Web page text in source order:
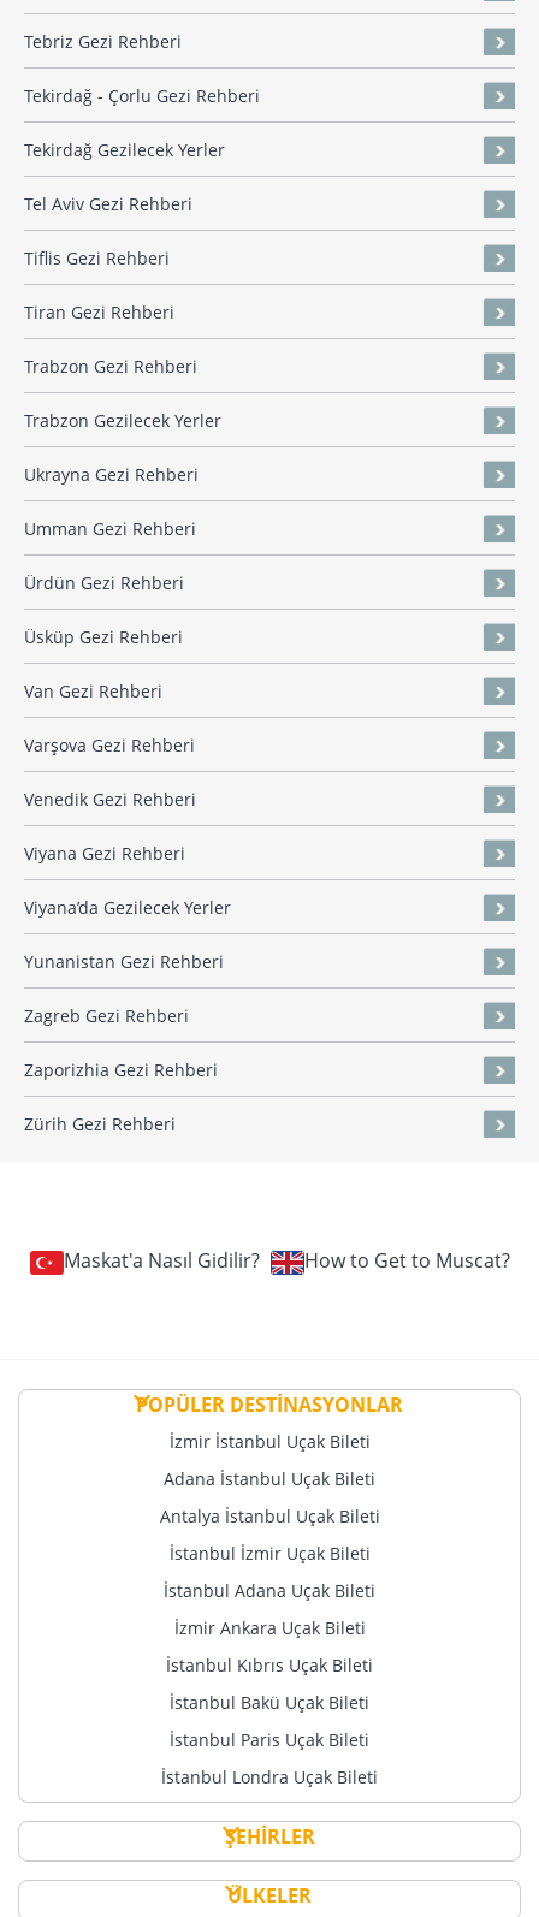
Tebriz Gezi Rehberi
Tekirdağ - Çorlu Gezi Rehberi
Tekirdağ Gezilecek Yerler
Tel Aviv Gezi Rehberi
Tiflis Gezi Rehberi
Tiran Gezi Rehberi
Trabzon Gezi Rehberi
Trabzon Gezilecek Yerler
Ukrayna Gezi Rehberi
Umman Gezi Rehberi
Ürdün Gezi Rehberi
Üsküp Gezi Rehberi
Van Gezi Rehberi
Varşova Gezi Rehberi
Venedik Gezi Rehberi
Viyana Gezi Rehberi
Viyana’da Gezilecek Yerler
Yunanistan Gezi Rehberi
Zagreb Gezi Rehberi
Zaporizhia Gezi Rehberi
Zürih Gezi Rehberi
Maskat'a Nasıl Gidilir? How to Get to Muscat?
POPÜLER DESTİNASYONLAR
İzmir İstanbul Uçak Bileti
Adana İstanbul Uçak Bileti
Antalya İstanbul Uçak Bileti
İstanbul İzmir Uçak Bileti
İstanbul Adana Uçak Bileti
İzmir Ankara Uçak Bileti
İstanbul Kıbrıs Uçak Bileti
İstanbul Bakü Uçak Bileti
İstanbul Paris Uçak Bileti
İstanbul Londra Uçak Bileti
ŞEHİRLER
ÜLKELER